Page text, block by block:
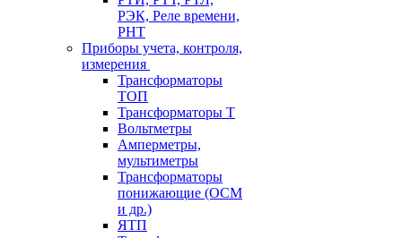
РЭК, Реле времени,
РНТ
Приборы учета, контроля,
измерения
Трансформаторы
ТОП
Трансформаторы Т
Вольтметры
Амперметры,
мультиметры
Трансформаторы
понижающие (ОСМ
и др.)
ЯТП